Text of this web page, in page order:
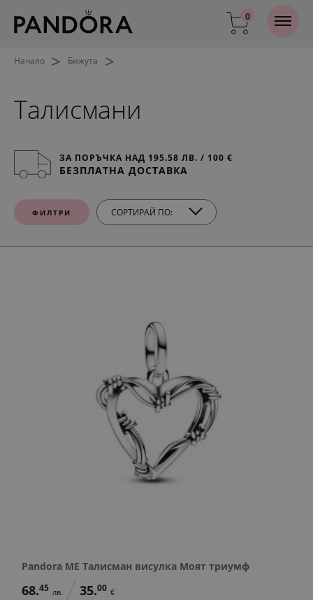
0
Начало > Бижута >
Талисмани
ЗА ПОРЪЧКА НАД 195.58 ЛВ. / 100 €
БЕЗПЛАТНА ДОСТАВКА
ФИЛТРИ СОРТИРАЙ ПО:
Pandora ME Талисман висулка Моят триумф
68.45 лв. 35.00 €